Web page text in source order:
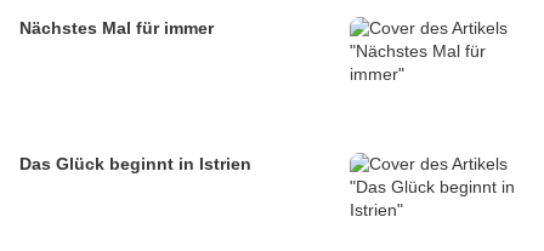
Nächstes Mal für immer
Das Glück beginnt in Istrien